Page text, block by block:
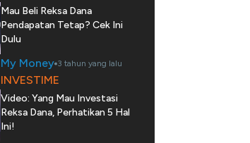
Mau Beli Reksa Dana
Pendapatan Tetap? Cek Ini
Dulu
My Money 3 tahun yang lalu
INVESTIME
Video: Yang Mau Investasi
Reksa Dana, Perhatikan 5 Hal
Ini!